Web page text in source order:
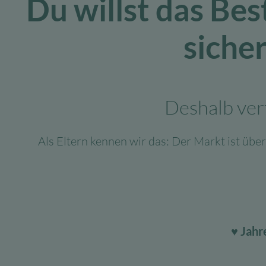
Du willst das
Deshalb
Als Eltern kennen wir das: Der Markt ist
♥